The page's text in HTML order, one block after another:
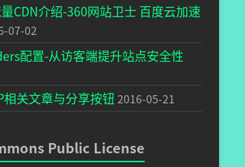
CDN介绍-360网站卫士 百度云加速
07-02
配置-从访客端提升站点安全性
关文章与分享按钮 2016-05-21
Public License